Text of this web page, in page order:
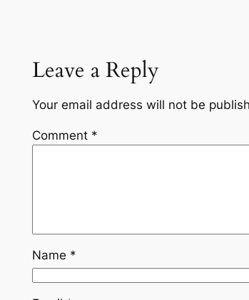
Leave a Reply
Your email address will not be
Comment *
Name *